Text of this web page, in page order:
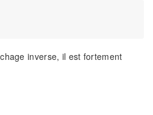
inverse, il est fortement